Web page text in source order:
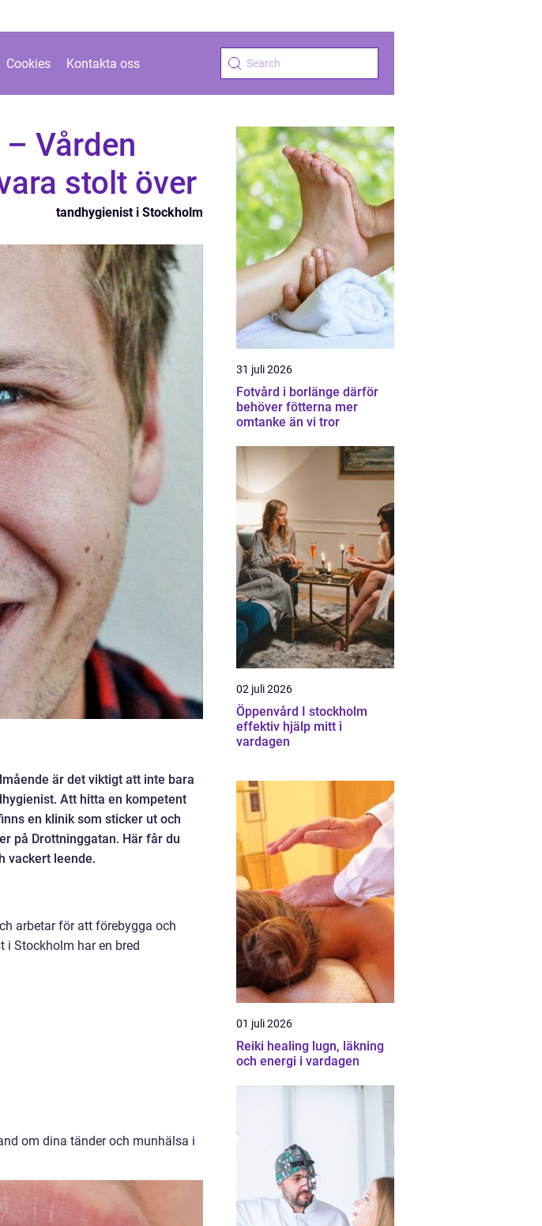
Cookies Kontakta oss
Vården
stolt över
tandhygienist i Stockholm
är det viktigt att inte bara
Att hitta en kompetent
en klinik som sticker ut och
på Drottninggatan. Här får du
vackert leende.
arbetar för att förebygga och
i Stockholm har en bred
om dina tänder och munhälsa i
31 juli 2026
Fotvård i borlänge därför
behöver fötterna mer
omtanke än vi tror
02 juli 2026
Öppenvård I stockholm
effektiv hjälp mitt i
vardagen
01 juli 2026
Reiki healing lugn, läkning
och energi i vardagen